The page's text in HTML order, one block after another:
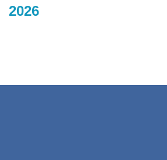
2026